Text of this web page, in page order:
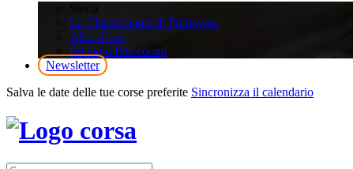
La Classicissima di Primavera
Albo d’oro
Edizioni Precedenti
Newsletter
Salva le date delle tue corse preferite Sincronizza il calendario